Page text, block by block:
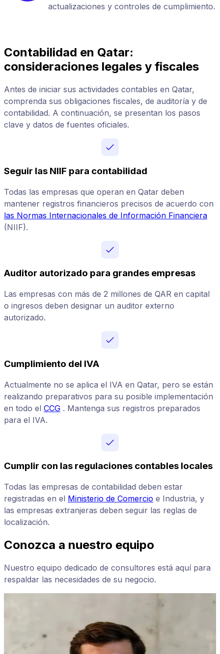
actualizaciones y controles de cumplimiento.
Contabilidad en Qatar:
consideraciones legales y fiscales
Antes de iniciar sus actividades contables en Qatar,
comprenda sus obligaciones fiscales, de auditoría y de
contabilidad. A continuación, se presentan los pasos
clave y datos de fuentes oficiales.
Seguir las NIIF para contabilidad
Todas las empresas que operan en Qatar deben
mantener registros financieros precisos de acuerdo con
las Normas Internacionales de Información Financiera
(NIIF).
Auditor autorizado para grandes empresas
Las empresas con más de 2 millones de QAR en capital
o ingresos deben designar un auditor externo
autorizado.
Cumplimiento del IVA
Actualmente no se aplica el IVA en Qatar, pero se están
realizando preparativos para su posible implementación
en todo el CCG . Mantenga sus registros preparados
para el IVA.
Cumplir con las regulaciones contables locales
Todas las empresas de contabilidad deben estar
registradas en el Ministerio de Comercio e Industria, y
las empresas extranjeras deben seguir las reglas de
localización.
Conozca a nuestro equipo
Nuestro equipo dedicado de consultores está aquí para
respaldar las necesidades de su negocio.